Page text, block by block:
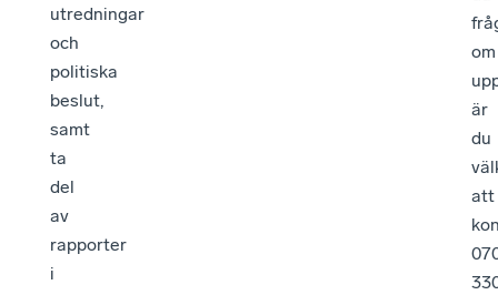
utredningar
och
politiska
beslut,
samt
ta
del
av
rapporter
i
om
är
du
att